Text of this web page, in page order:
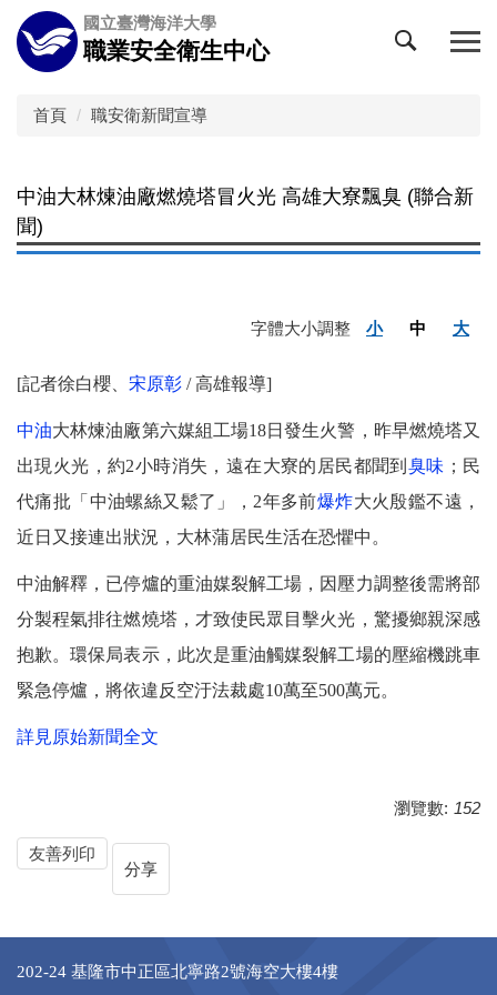
跳
到
主
國立臺灣海洋大學
職業安全衛生中心
首頁 職安衛新聞宣導
中油大林煉油廠燃燒塔冒火光 高雄大寮飄臭 (聯合新
聞)
字體大小調整 小 中 大
[記者徐白櫻、 宋原彰 /高雄報導]
中油大林煉油廠第六媒組工場18日發生火警，昨早燃燒塔又
出現火光，約2小時消失，遠在大寮的居民都聞到 臭味 ；民
代痛批「中油螺絲又鬆了」，2年多前爆炸大火殷鑑不遠，
近日又接連出狀況，大林蒲居民生活在恐懼中。
中油解釋，已停爐的重油媒裂解工場，因壓力調整後需將部
分製程氣排往燃燒塔，才致使民眾目擊火光，驚擾鄉親深感
抱歉。環保局表示，此次是重油觸媒裂解工場的壓縮機跳車
緊急停爐，將依違反空汙法裁處10萬至500萬元。
詳見原始新聞全文
瀏覽數: 152
友善列印
分享
202-24 基隆市中正區北寧路2號海空大樓4樓